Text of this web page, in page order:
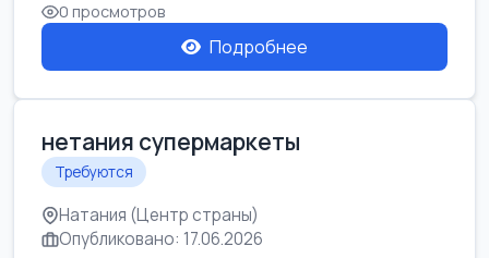
0 просмотров
Подробнее
нетания супермаркеты
Требуются
Натания (Центр страны)
Опубликовано: 17.06.2026